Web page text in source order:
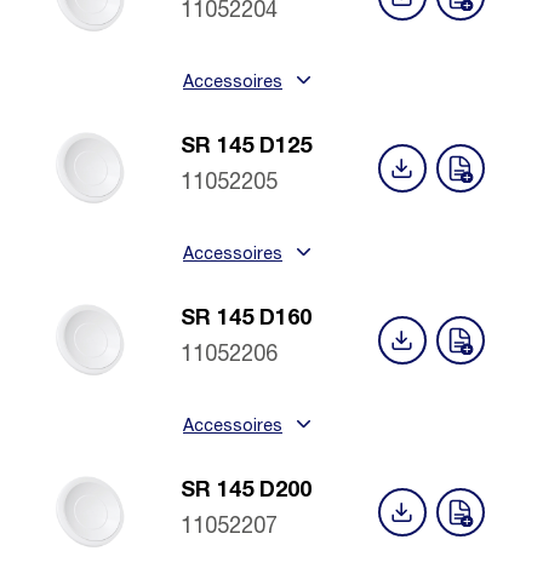
11052204
Accessoires
SR 145 D125
11052205
Accessoires
SR 145 D160
11052206
Accessoires
SR 145 D200
11052207